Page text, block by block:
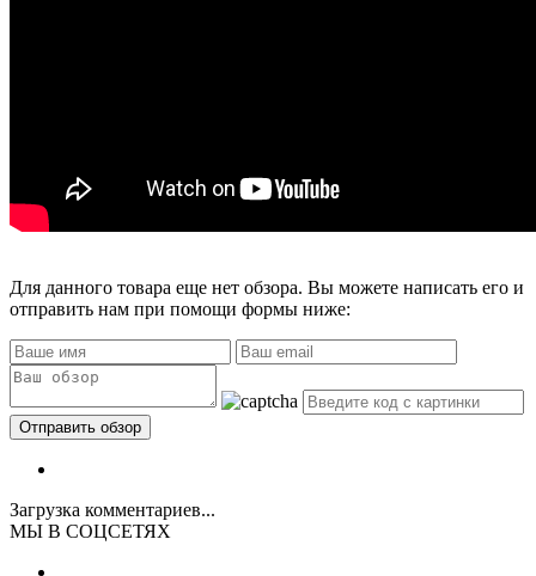
Для данного товара еще нет обзора. Вы можете написать его и
отправить нам при помощи формы ниже:
Загрузка комментариев...
МЫ В СОЦСЕТЯХ